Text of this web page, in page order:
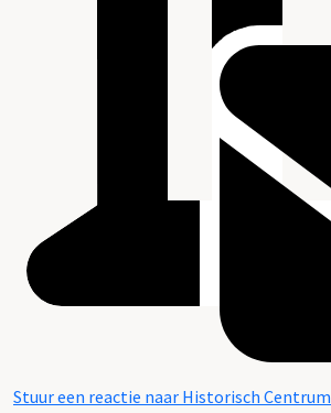
Stuur een reactie naar Historisch